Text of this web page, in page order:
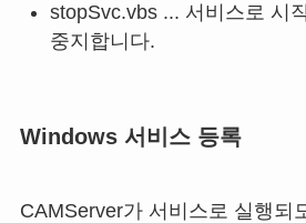
stopSvc.vbs ... 서비스로 시
중지합니다.
Windows 서비스 등록
CAMServer가 서비스로 실행되